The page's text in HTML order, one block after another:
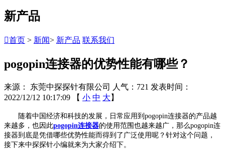
新产品
首页 > 新闻> 新产品 联系我们
pogopin连接器的优势性能有哪些？
来源： 东莞中探探针有限公司 人气：721 发表时间：
2022/12/12 10:17:09
【 小 中 大 】
随着中国经济和科技的发展，日常应用到pogopin连接器的产品越
来越多，也因此pogopin连接器的使用范围也越来越广，那么pogopin连
接器到底是凭借哪些优势性能而得到了广泛使用呢？针对这个问题，
接下来中探探针小编就来为大家介绍下。